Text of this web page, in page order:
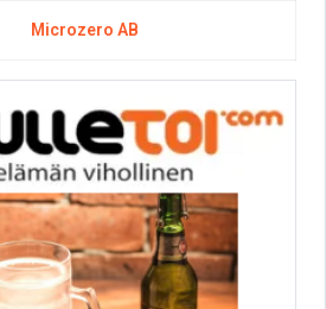
Microzero AB